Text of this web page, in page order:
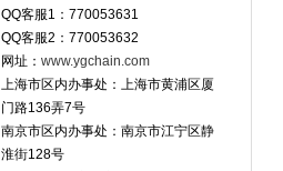
QQ客服1：770053631
QQ客服2：770053632
网址： www.ygchain.com
上海市区内办事处：上海市黄浦区厦
门路136弄7号
南京市区内办事处：南京市江宁区静
淮街128号